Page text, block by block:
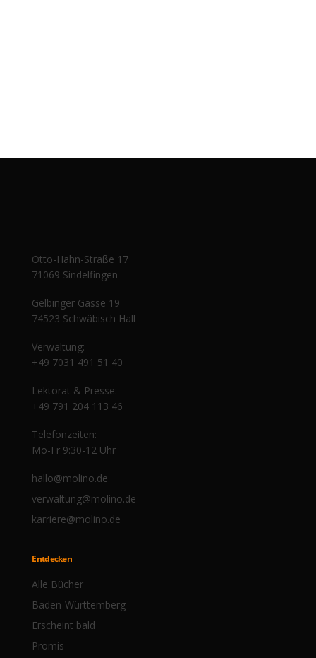
Federico Sorbelli | Nie wieder Alkohol
Shkelqim und Rion Turkaj | Unsere
Nicola Becker | Zwanzig Prozent Glück
Roland Bauer | Winterberg Postkarten
Christa Hagmeyer | Staub fällt von den
Olaf der Flipper, Pia Malo | Papa, erzähl
Herbert Nold | Tony, die schöne Maid
Otto-Hahn-Straße 17
71069 Sindelfingen
Gelbinger Gasse 19
74523 Schwäbisch Hall
Verwaltung:
+49 7031 491 51 40
Lektorat & Presse:
+49 791 204 113 46
Telefonzeiten:
Mo-Fr 9:30-12 Uhr
hallo@molino.de
verwaltung@molino.de
karriere@molino.de
Entdecken
Alle Bücher
Erscheint bald
Baden-Württemberg
Promis